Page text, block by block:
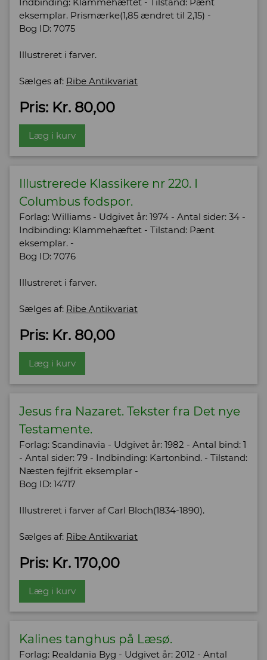
eksemplar. Prismærke(1,85 ændret til 2,15) -
Bog ID: 7075
Illustreret i farver.
Sælges af: Ribe Antikvariat
Pris: Kr. 80,00
Læg i kurv
Illustrerede Klassikere nr 220. I
Columbus fodspor.
Forlag: Williams - Udgivet år: 1974 - Antal sider: 34 -
Indbinding: Klammehæftet - Tilstand: Pænt
eksemplar. -
Bog ID: 7076
Illustreret i farver.
Sælges af: Ribe Antikvariat
Pris: Kr. 80,00
Læg i kurv
Jesus fra Nazaret. Tekster fra Det nye
Testamente.
Forlag: Scandinavia - Udgivet år: 1982 - Antal bind: 1
- Antal sider: 79 - Indbinding: Kartonbind. - Tilstand:
Næsten fejlfrit eksemplar -
Bog ID: 14717
Illustreret i farver af Carl Bloch(1834-1890).
Sælges af: Ribe Antikvariat
Pris: Kr. 170,00
Læg i kurv
Kalines tanghus på Læsø.
Forlag: Realdania Byg - Udgivet år: 2012 - Antal